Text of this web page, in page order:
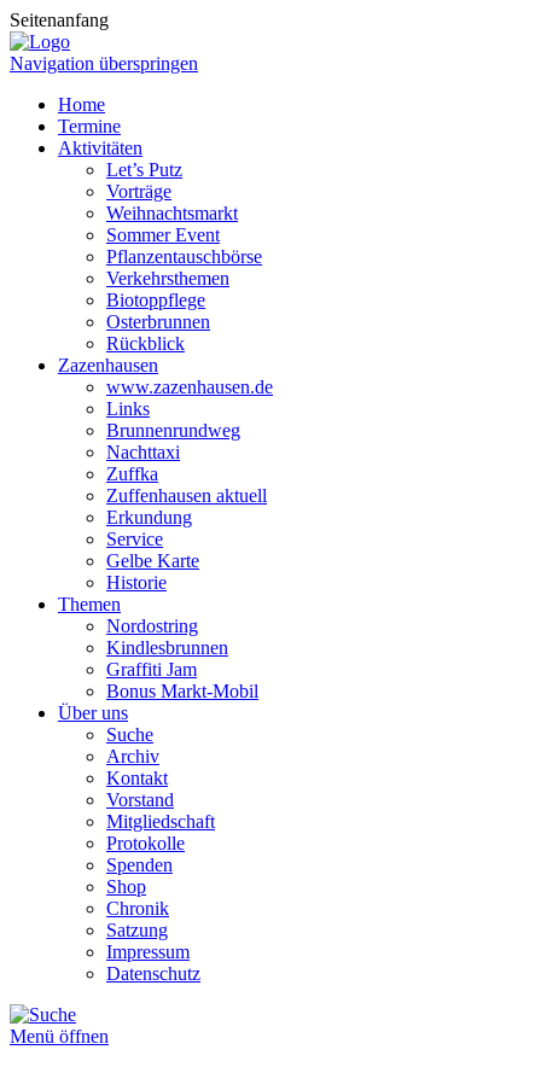
Seitenanfang
Navigation überspringen
Home
Termine
Aktivitäten
Let’s Putz
Vorträge
Weihnachtsmarkt
Sommer Event
Pflanzentauschbörse
Verkehrsthemen
Biotoppflege
Osterbrunnen
Rückblick
Zazenhausen
www.zazenhausen.de
Links
Brunnenrundweg
Nachttaxi
Zuffka
Zuffenhausen aktuell
Erkundung
Service
Gelbe Karte
Historie
Themen
Nordostring
Kindlesbrunnen
Graffiti Jam
Bonus Markt-Mobil
Über uns
Suche
Archiv
Kontakt
Vorstand
Mitgliedschaft
Protokolle
Spenden
Shop
Chronik
Satzung
Impressum
Datenschutz
Menü öffnen